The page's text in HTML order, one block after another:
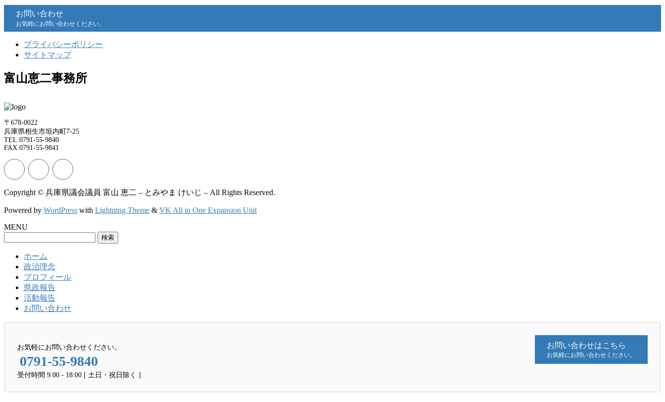
お問い合わせ
お気軽にお問い合わせください。
プライバシーポリシー
サイトマップ
富山恵二事務所
〒678-0022
兵庫県相生市垣内町7-25
TEL.0791-55-9840
FAX.0791-55-9841
Copyright © 兵庫県議会議員 富山 恵二 – とみやま けいじ – All Rights Reserved.
Powered by WordPress with Lightning Theme & VK All in One Expansion Unit
MENU
ホーム
政治理念
プロフィール
県政報告
活動報告
お問い合わせ
お気軽にお問い合わせください。
0791-55-9840
受付時間 9:00 - 18:00 [ 土日・祝日除く ]
お問い合わせはこちら
お気軽にお問い合わせください。